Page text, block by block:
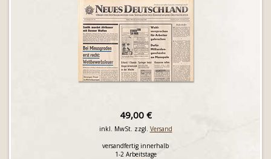
49,00 €
inkl. MwSt. zzgl. Versand
versandfertig innerhalb
1-2 Arbeitstage